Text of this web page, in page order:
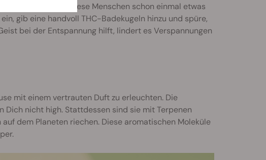
außerdem, dass diese Menschen schon einmal etwas
gib eine handvoll THC-Badekugeln hinzu und spüre,
bei der Entspannung hilft, lindert es Verspannungen
mit einem vertrauten Duft zu erleuchten. Die
nicht high. Stattdessen sind sie mit Terpenen
dem Planeten riechen. Diese aromatischen Moleküle